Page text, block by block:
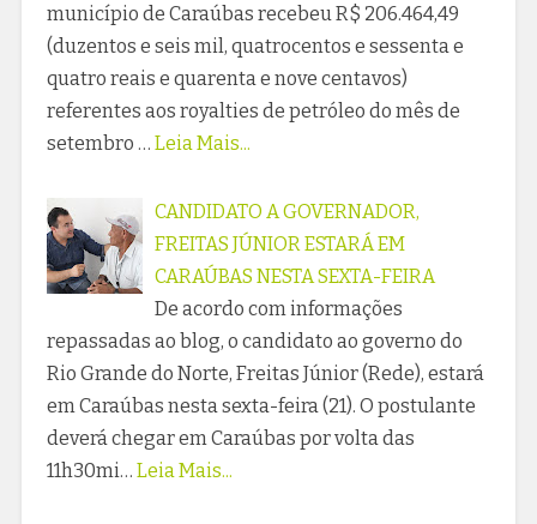
município de Caraúbas recebeu R$ 206.464,49
(duzentos e seis mil, quatrocentos e sessenta e
quatro reais e quarenta e nove centavos)
referentes aos royalties de petróleo do mês de
setembro … Leia Mais...
CANDIDATO A GOVERNADOR,
FREITAS JÚNIOR ESTARÁ EM
CARAÚBAS NESTA SEXTA-FEIRA
De acordo com informações
repassadas ao blog, o candidato ao governo do
Rio Grande do Norte, Freitas Júnior (Rede), estará
em Caraúbas nesta sexta-feira (21). O postulante
deverá chegar em Caraúbas por volta das
11h30mi… Leia Mais...